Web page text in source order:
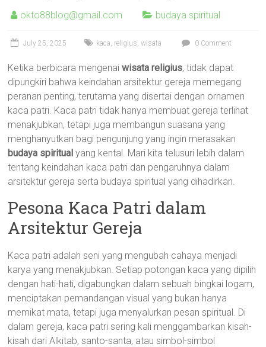
okto88blog@gmail.com budaya spiritual
July 25, 2025 kaca, religius,wisata 0 Comment
Ketika berbicara mengenaiwisata religius, tidak dapat
dipungkiri bahwa keindahan arsitektur gereja memegang
peranan penting, terutama yang disertai dengan ornamen
kaca patri. Kaca patri tidak hanya membuat gereja terlihat
menakjubkan, tetapi juga membangun suasana yang
menghanyutkan bagi pengunjung yang ingin merasakan
budaya spiritual yang kental. Mari kita telusuri lebih dalam
tentang keindahan kaca patri dan pengaruhnya dalam
arsitektur gereja serta budaya spiritual yang dihadirkan.
Pesona Kaca Patri dalam
Arsitektur Gereja
Kaca patri adalah seni yang mengubah cahaya menjadi
karya yang menakjubkan. Setiap potongan kaca yang dipilih
dengan hati-hati, digabungkan dalam sebuah bingkai logam,
menciptakan pemandangan visual yang bukan hanya
memikat mata, tetapi juga menyalurkan pesan spiritual. Di
dalam gereja, kaca patri sering kali menggambarkan kisah-
kisah dari Alkitab, santo-santa, atau simbol-simbol